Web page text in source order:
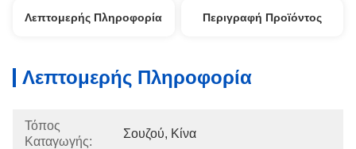
Λεπτομερής Πληροφορία Περιγραφή Προϊόντος
Λεπτομερής Πληροφορία
Τόπος
Καταγωγής:
Σουζού, Κίνα